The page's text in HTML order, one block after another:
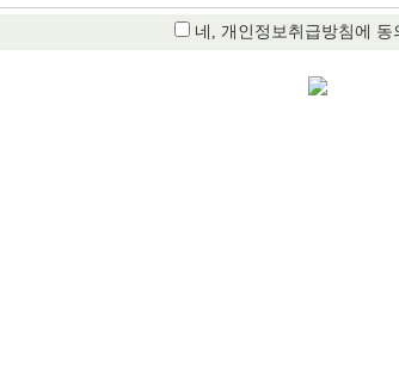
번호, 성명, 일반전화번호, 핸드폰번호, E-mail, 주소
네, 개인정보취급방침에 동